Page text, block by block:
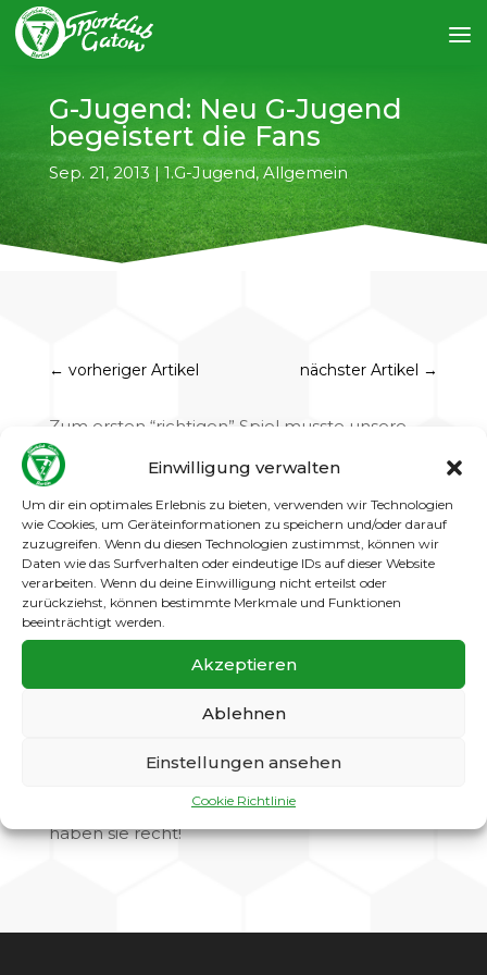
Einwilligung verwalten
Um dir ein optimales Erlebnis zu bieten, verwenden wir Technologien
wie Cookies, um Geräteinformationen zu speichern und/oder darauf
zuzugreifen. Wenn du diesen Technologien zustimmst, können wir
Daten wie das Surfverhalten oder eindeutige IDs auf dieser Website
verarbeiten. Wenn du deine Einwilligung nicht erteilst oder
zurückziehst, können bestimmte Merkmale und Funktionen
beeinträchtigt werden.
Akzeptieren
Ablehnen
Einstellungen ansehen
Cookie Richtlinie
G-Jugend: Neu G-Jugend
begeistert die Fans
Sep. 21, 2013 | 1.G-Jugend,Allgemein
← vorheriger Artikel nächster Artikel →
Zum ersten “richtigen” Spiel musste unsere
neuformierte 1. G-Jugend (Jahrgang 2007) bei
Blau Weiß Spandau antreten. Die mitgereisten
Fans staunten nicht schlecht. Das, was die
Jungs dort boten, war sensationell. Ein 7:3 Sieg
ist das nackte Ergebnis, aber wie es zustande
kam war mehr als beeindruckend. Ein toller
Torwart Til, davor eine sattelfeste Abwehr um
Abwehrchef Owe und vorne zauberte das
neue “magische Dreieck” mit Paul, Finn und
Luan mit wunderschön herausgespielten
Toren. Aber auch die anderen eingesetzten
Spieler Gero, Maurice, Jul und Maxim haben
Erfolg beigetragen. Nach Spielschluss gab es
ein Klasse-Team, das war Super Fußball”. Da
haben sie recht!